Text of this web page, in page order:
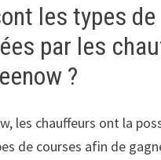
les types
par les
?
les chauffeurs ont la
de courses afin de